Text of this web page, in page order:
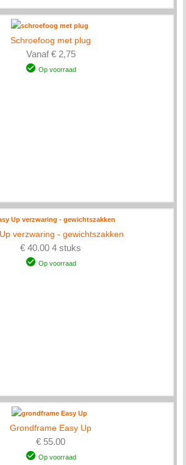
Schroefoog met plug
Vanaf € 2,75
Op voorraad
verzwaring - gewichtszakken
€ 40.00 4 stuks
Op voorraad
Grondframe Easy Up
€ 55.00
Op voorraad